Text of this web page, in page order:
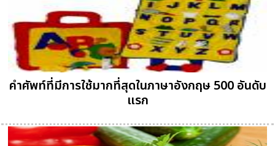
คำศัพท์ที่มีการใช้มากที่สุดในภาษาอังกฤษ 500 อันดับ
แรก